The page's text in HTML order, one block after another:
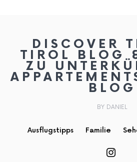
DISCOVER
TIROL BLOG
ZU
BLOG
BY DANIEL
Ausflugstipps Familie